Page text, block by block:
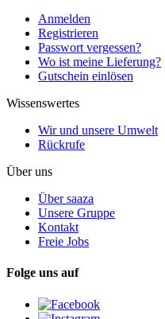
Anmelden
Registrieren
Passwort vergessen?
Wo ist meine Lieferung?
Gutschein einlösen
Wissenswertes
Wir und unsere Umwelt
Rückrufe
Über uns
Über saaza
Unsere Gruppe
Kontakt
Freie Jobs
Folge uns auf